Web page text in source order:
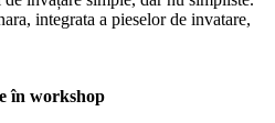
integrata a pieselor de invatare,
în workshop